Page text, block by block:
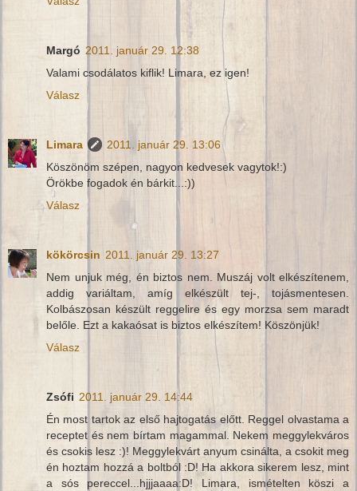
Margó 2011. január 29. 12:38
Valami csodálatos kiflik! Limara, ez igen!
Válasz
Limara
2011. január 29. 13:06
Köszönöm szépen, nagyon kedvesek vagytok!:)
Örökbe fogadok én bárkit...:))
Válasz
kökörcsin 2011. január 29. 13:27
Nem unjuk még, én biztos nem. Muszáj volt elkészítenem,
addig variáltam, amíg elkészült tej-, tojásmentesen.
Kolbászosan készült reggelire és egy morzsa sem maradt
belőle. Ezt a kakaósat is biztos elkészítem! Köszönjük!
Válasz
Zsófi 2011. január 29. 14:44
Én most tartok az első hajtogatás előtt. Reggel olvastama a
receptet és nem bírtam magammal. Nekem meggylekváros
és csokis lesz :)! Meggylekvárt anyum csinálta, a csokit meg
én hoztam hozzá a boltból :D! Ha akkora sikerem lesz, mint
a sós pereccel...hjjjaaaa:D! Limara, ismételten köszi a